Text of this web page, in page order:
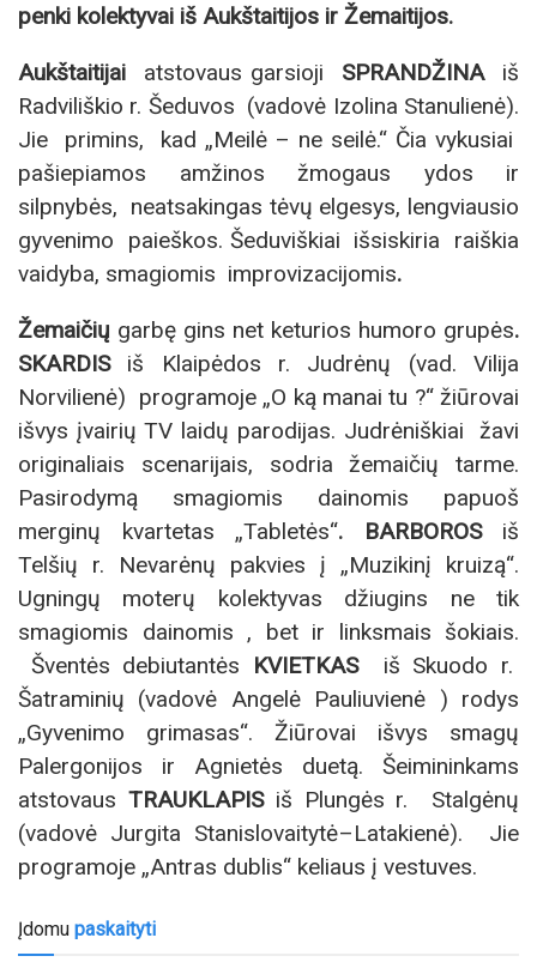
penki kolektyvai iš Aukštaitijos ir Žemaitijos.
Aukštaitijai atstovaus garsioji SPRANDŽINA
iš
Radviliškio r. Šeduvos (vadovė Izolina Stanulienė).
Jie primins, kad „Meilė – ne seilė.“ Čia vykusiai
pašiepiamos amžinos žmogaus ydos ir
silpnybės, neatsakingas tėvų elgesys, lengviausio
gyvenimo paieškos. Šeduviškiai išsiskiria raiškia
vaidyba, smagiomis improvizacijomis.
Žemaičių garbę gins net keturios humoro grupės.
SKARDIS iš Klaipėdos r. Judrėnų (vad. Vilija
Norvilienė) programoje „O ką manai tu ?“ žiūrovai
išvys įvairių TV laidų parodijas. Judrėniškiai žavi
originaliais scenarijais, sodria žemaičių tarme.
Pasirodymą smagiomis dainomis papuoš
merginų kvartetas „Tabletės“. BARBOROS iš
Telšių r. Nevarėnų pakvies į „Muzikinį kruizą“.
Ugningų moterų kolektyvas džiugins ne tik
smagiomis dainomis , bet ir linksmais šokiais.
Šventės debiutantės KVIETKAS iš Skuodo r.
Šatraminių (vadovė Angelė Pauliuvienė ) rodys
„Gyvenimo grimasas“. Žiūrovai išvys smagų
Palergonijos ir Agnietės duetą. Šeimininkams
atstovaus TRAUKLAPIS iš Plungės r. Stalgėnų
(vadovė Jurgita Stanislovaitytė–Latakienė). Jie
programoje „Antras dublis“ keliaus į vestuves.
Įdomu paskaityti